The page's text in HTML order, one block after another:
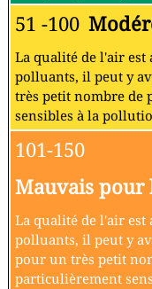
51 -100
La qualité de l'air est
polluants, il peut y
très petit nombre de
sensibles à la
101-150
Mauvais pour
La qualité de l'air est
polluants, il peut y
pour un très petit
particulièrement